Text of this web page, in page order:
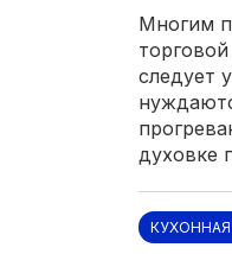
Многим
следует
духовке